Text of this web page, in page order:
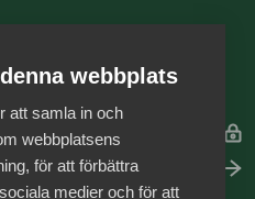
arbetsgivare
webbplats
att samla in och
webbplatsens
för att förbättra
medier och för att